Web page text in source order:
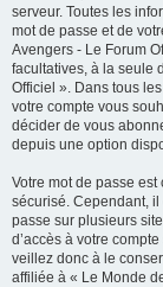
serveur. Toutes les
mot de passe et de
Avengers - Le Forum
facultatives, à la seule
Officiel ». Dans tous
votre compte vous
décider de vous
depuis une option
Votre mot de passe
sécurisé. Cependant,
passe sur plusieurs
d’accès à votre
veillez donc à le
affiliée à « Le Monde